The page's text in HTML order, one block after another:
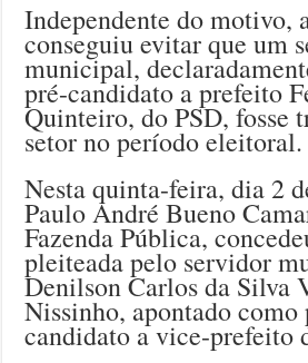
Independente do motivo,
conseguiu evitar que um
municipal,
pré-candidato a prefeito
Quinteiro, do PSD, fosse
setor no período eleitoral.
Nesta quinta-feira, dia 2
Paulo André Bueno
Fazenda Pública,
pleiteada pelo servidor
Denilson Carlos da Silva
Nissinho, apontado como
candidato a vice-prefeito